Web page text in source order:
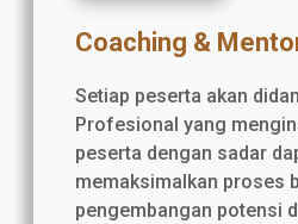
Coaching &
Setiap peserta akan
Profesional yang
peserta dengan sadar
memaksimalkan proses
pengembangan potensi